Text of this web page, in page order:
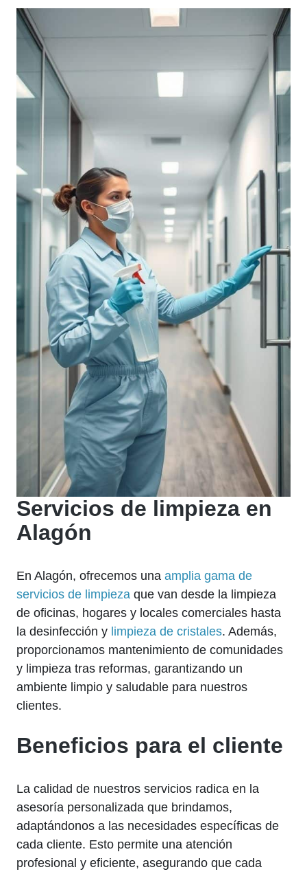
Servicios de limpieza en
Alagón
En Alagón, ofrecemos una amplia gama de
servicios de limpieza que van desde la limpieza
de oficinas, hogares y locales comerciales hasta
la desinfección y limpieza de cristales. Además,
proporcionamos mantenimiento de comunidades
y limpieza tras reformas, garantizando un
ambiente limpio y saludable para nuestros
clientes.
Beneficios para el cliente
La calidad de nuestros servicios radica en la
asesoría personalizada que brindamos,
adaptándonos a las necesidades específicas de
cada cliente. Esto permite una atención
profesional y eficiente, asegurando que cada